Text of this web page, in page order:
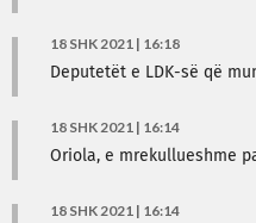
18 SHK 2021 | 16:18
Deputetët e LDK-së që
18 SHK 2021 | 16:14
Oriola, e mrekullueshme
18 SHK 2021 | 16:14